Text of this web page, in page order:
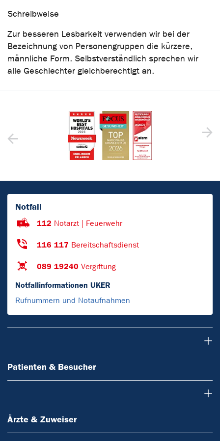
Schreibweise
Zur besseren Lesbarkeit verwenden wir bei der
Bezeichnung von Personengruppen die kürzere,
männliche Form. Selbstverständlich sprechen wir
alle Geschlechter gleichberechtigt an.
Notfall
112 Notarzt | Feuerwehr
116 117 Bereitschaftsdienst
089 19240 Vergiftung
Notfallinformationen UKER
Rufnummern und Notaufnahmen
Patienten & Besucher
Ärzte & Zuweiser